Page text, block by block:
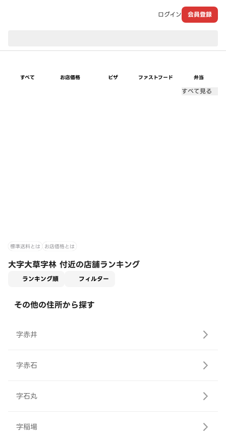
ログイン 会員登録
すべて お店価格 ピザ ファストフード 弁当
すべて見る
標準送料とは お店価格とは
大字大草字林 付近の店舗ランキング
ランキング順 フィルター
その他の住所から探す
字赤井
字赤石
字石丸
字稲場